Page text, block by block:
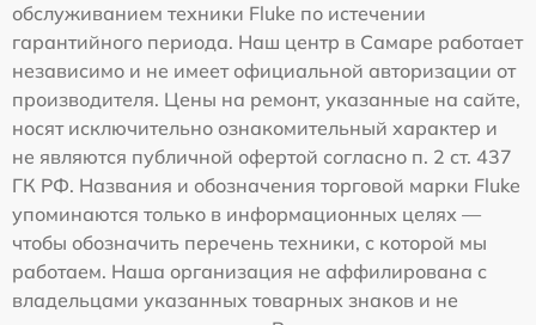
обслуживанием техники Fluke по истечении
гарантийного периода. Наш центр в Самаре работает
независимо и не имеет официальной авторизации от
производителя. Цены на ремонт, указанные на сайте,
носят исключительно ознакомительный характер и
не являются публичной офертой согласно п. 2 ст. 437
ГК РФ. Названия и обозначения торговой марки Fluke
упоминаются только в информационных целях —
чтобы обозначить перечень техники, с которой мы
работаем. Наша организация не аффилирована с
владельцами указанных товарных знаков и не